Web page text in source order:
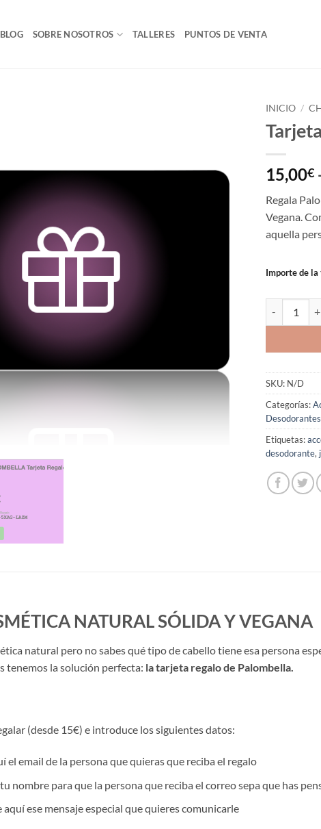
BLOG SOBRE NOSOTROS TALLERES PUNTOS DE VENTA
INICIO /
15,00€
Regala
Vegana.
aquella
Importe de
SKU: N/D
Categorías:
Desodorantes
Etiquetas:
desodorante,
NATURAL SÓLIDA Y VEGANA
natural pero no sabes qué tipo de cabello tiene esa persona
tenemos la solución perfecta: la tarjeta regalo de Palombella.
(desde 15€) e introduce los siguientes datos:
el email de la persona que quieras que reciba el regalo
nombre para que la persona que reciba el correo sepa que has
ese mensaje especial que quieres comunicarle